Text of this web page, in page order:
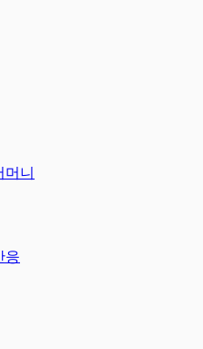
니
응